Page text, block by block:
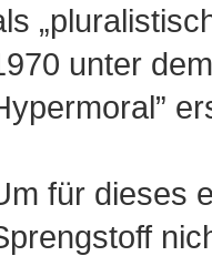
unter
für dieses